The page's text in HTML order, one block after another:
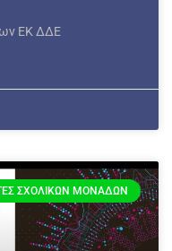
ΕΚ ΔΔΕ
ΣΧΟΛΙΚΏΝ ΜΟΝΆΔΩΝ